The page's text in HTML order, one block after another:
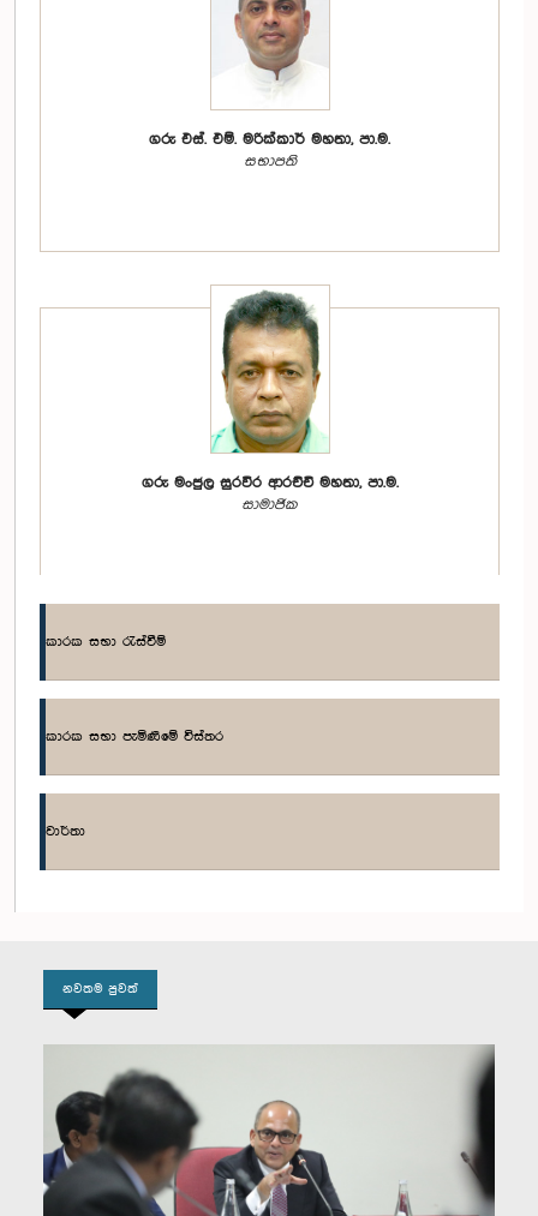
ගරු එස්. එම්. මරික්කාර් මහතා, පා.ම.
සභාපති
ගරු මංජුල සුරවීර ආරච්චි මහතා, පා.ම.
සාමාජික
ගරු රවීන්ද්‍ර බණ්ඩාර මහතා, පා.ම.
සාමාජික
කාරක සභා රැස්වීම්
කාරක සභා පැමිණීමේ විස්තර
වාර්තා
නවතම පුවත්